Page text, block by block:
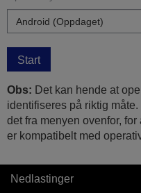
Start
Obs: Det kan hende at
identifiseres på riktig
det fra menyen ovenfor,
er kompatibelt med
Nedlastinger